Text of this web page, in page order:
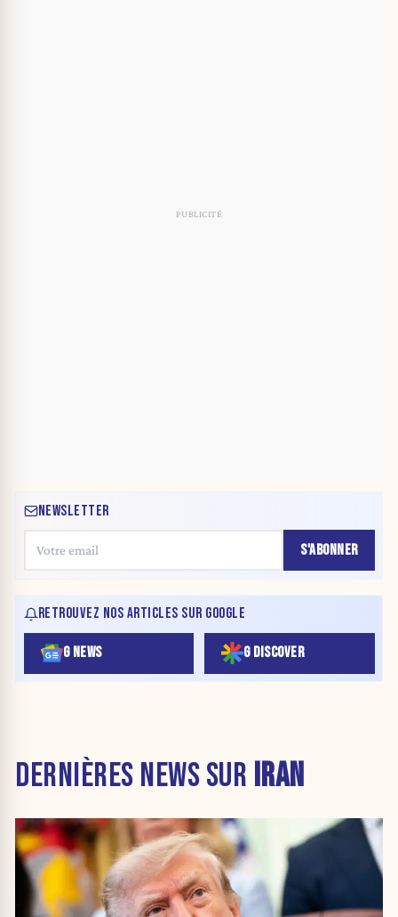
NEWSLETTER
S'ABONNER
RETROUVEZ NOS ARTICLES SUR GOOGLE
G NEWS G DISCOVER
DERNIÈRES NEWS SUR IRAN